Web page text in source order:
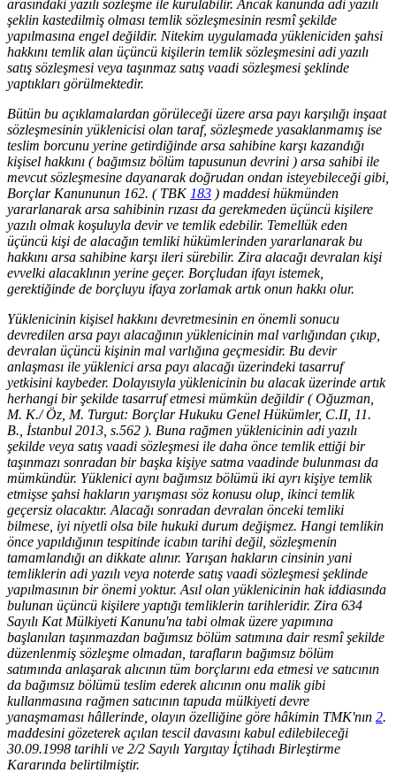
arasındaki yazılı sözleşme ile kurulabilir. Ancak kanunda adi yazılı
şeklin kastedilmiş olması temlik sözleşmesinin resmî şekilde
yapılmasına engel değildir. Nitekim uygulamada yükleniciden şahsi
hakkını temlik alan üçüncü kişilerin temlik sözleşmesini adi yazılı
satış sözleşmesi veya taşınmaz satış vaadi sözleşmesi şeklinde
yaptıkları görülmektedir.
Bütün bu açıklamalardan görüleceği üzere arsa payı karşılığı inşaat
sözleşmesinin yüklenicisi olan taraf, sözleşmede yasaklanmamış ise
teslim borcunu yerine getirdiğinde arsa sahibine karşı kazandığı
kişisel hakkını ( bağımsız bölüm tapusunun devrini ) arsa sahibi ile
mevcut sözleşmesine dayanarak doğrudan ondan isteyebileceği gibi,
Borçlar Kanununun 162. ( TBK 183 ) maddesi hükmünden
yararlanarak arsa sahibinin rızası da gerekmeden üçüncü kişilere
yazılı olmak koşuluyla devir ve temlik edebilir. Temellük eden
üçüncü kişi de alacağın temliki hükümlerinden yararlanarak bu
hakkını arsa sahibine karşı ileri sürebilir. Zira alacağı devralan kişi
evvelki alacaklının yerine geçer. Borçludan ifayı istemek,
gerektiğinde de borçluyu ifaya zorlamak artık onun hakkı olur.
Yüklenicinin kişisel hakkını devretmesinin en önemli sonucu
devredilen arsa payı alacağının yüklenicinin mal varlığından çıkıp,
devralan üçüncü kişinin mal varlığına geçmesidir. Bu devir
anlaşması ile yüklenici arsa payı alacağı üzerindeki tasarruf
yetkisini kaybeder. Dolayısıyla yüklenicinin bu alacak üzerinde artık
herhangi bir şekilde tasarruf etmesi mümkün değildir ( Oğuzman,
M. K./ Öz, M. Turgut: Borçlar Hukuku Genel Hükümler, C.II, 11.
B., İstanbul 2013, s.562 ). Buna rağmen yüklenicinin adi yazılı
şekilde veya satış vaadi sözleşmesi ile daha önce temlik ettiği bir
taşınmazı sonradan bir başka kişiye satma vaadinde bulunması da
mümkündür. Yüklenici aynı bağımsız bölümü iki ayrı kişiye temlik
etmişse şahsi hakların yarışması söz konusu olup, ikinci temlik
geçersiz olacaktır. Alacağı sonradan devralan önceki temliki
bilmese, iyi niyetli olsa bile hukuki durum değişmez. Hangi temlikin
önce yapıldığının tespitinde icabın tarihi değil, sözleşmenin
tamamlandığı an dikkate alınır. Yarışan hakların cinsinin yani
temliklerin adi yazılı veya noterde satış vaadi sözleşmesi şeklinde
yapılmasının bir önemi yoktur. Asıl olan yüklenicinin hak iddiasında
bulunan üçüncü kişilere yaptığı temliklerin tarihleridir. Zira 634
Sayılı Kat Mülkiyeti Kanunu'na tabi olmak üzere yapımına
başlanılan taşınmazdan bağımsız bölüm satımına dair resmî şekilde
düzenlenmiş sözleşme olmadan, tarafların bağımsız bölüm
satımında anlaşarak alıcının tüm borçlarını eda etmesi ve satıcının
da bağımsız bölümü teslim ederek alıcının onu malik gibi
kullanmasına rağmen satıcının tapuda mülkiyeti devre
yanaşmaması hâllerinde, olayın özelliğine göre hâkimin TMK'nın 2.
maddesini gözeterek açılan tescil davasını kabul edilebileceği
30.09.1998 tarihli ve 2/2 Sayılı Yargıtay İçtihadı Birleştirme
Kararında belirtilmiştir.